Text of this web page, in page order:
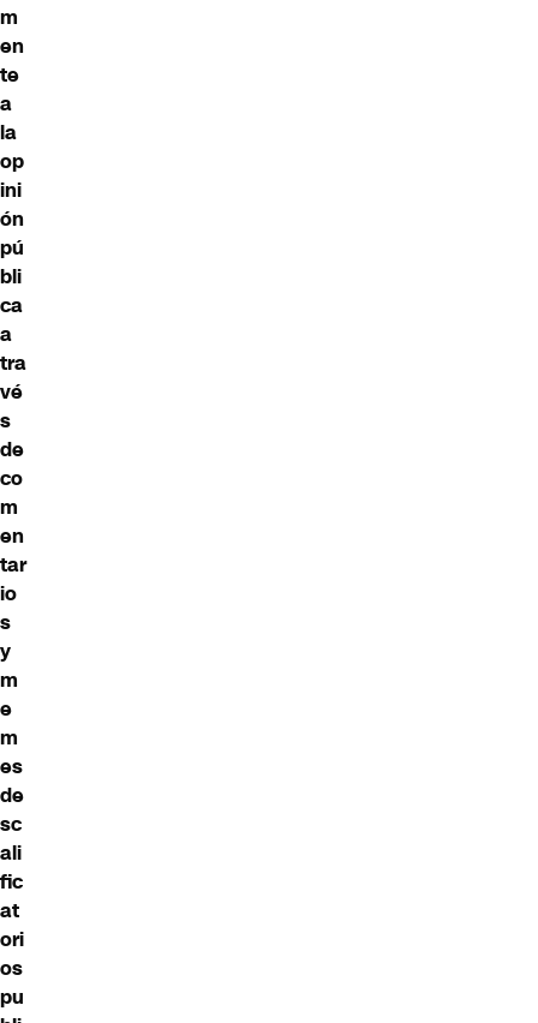
m
en
te
a
la
op
ini
ón
pú
bli
ca
a
tra
vé
s
de
co
m
en
tar
io
s
y
m
e
m
es
de
sc
ali
fic
at
ori
os
pu